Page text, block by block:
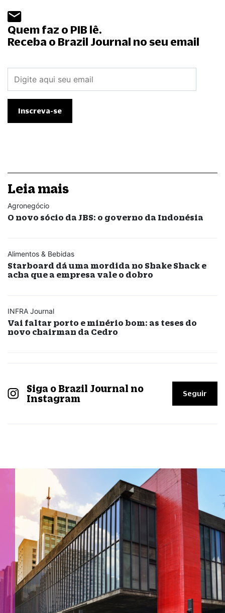
Quem faz o PIB lê.
Receba o Brazil Journal no seu email
Leia mais
Agronegócio
O novo sócio da JBS: o governo da Indonésia
Alimentos & Bebidas
Starboard dá uma mordida no Shake Shack e
acha que a empresa vale o dobro
INFRA Journal
Vai faltar porto e minério bom: as teses do
novo chairman da Cedro
Siga o Brazil Journal no
Instagram
Seguir